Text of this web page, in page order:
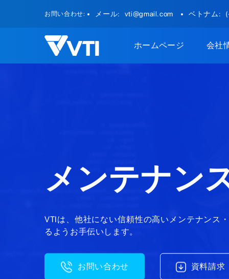
お問い合わせ: メール: vti@gmail.com ベトナム:
ホームページ 会社
メンテナン
VTIは、他社にない信頼性の高いメンテナンス
るようお手伝いします。
お問い合わせ 資料請求